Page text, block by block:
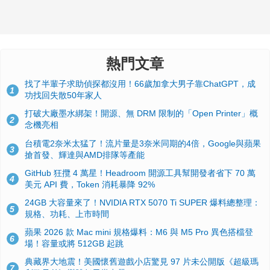
熱門文章
1
找了半輩子求助偵探都沒用！66歲加拿大男子靠ChatGPT，成
功找回失散50年家人
2
打破大廠墨水綁架！開源、無 DRM 限制的「Open Printer」概
念機亮相
3
台積電2奈米太猛了！流片量是3奈米同期的4倍，Google與蘋果
搶首發、輝達與AMD排隊等產能
4
GitHub 狂攬 4 萬星！Headroom 開源工具幫開發者省下 70 萬
美元 API 費，Token 消耗暴降 92%
5
24GB 大容量來了！NVIDIA RTX 5070 Ti SUPER 爆料總整理：
規格、功耗、上市時間
6
蘋果 2026 款 Mac mini 規格爆料：M6 與 M5 Pro 異色搭檔登
場！容量或將 512GB 起跳
典藏界大地震！美國懷舊遊戲小店驚見 97 片未公開版《超級瑪